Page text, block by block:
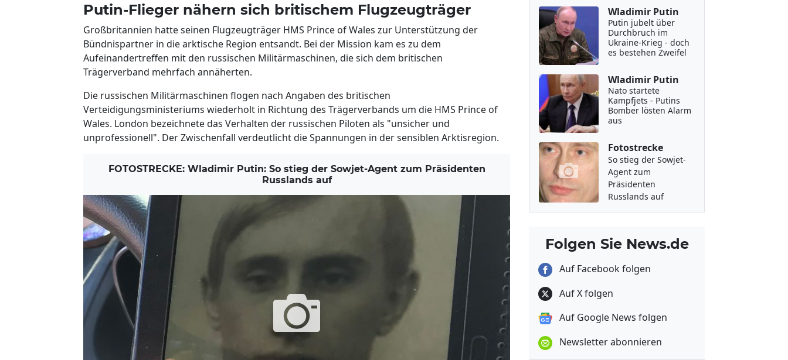
Putin-Flieger nähern sich britischem Flugzeugträger
Großbritannien hatte seinen Flugzeugträger HMS Prince of Wales zur Unterstützung der
Bündnispartner in die arktische Region entsandt. Bei der Mission kam es zu dem
Aufeinandertreffen mit den russischen Militärmaschinen, die sich dem britischen
Trägerverband mehrfach annäherten.
Die russischen Militärmaschinen flogen nach Angaben des britischen
Verteidigungsministeriums wiederholt in Richtung des Trägerverbands um die HMS Prince of
Wales. London bezeichnete das Verhalten der russischen Piloten als "unsicher und
unprofessionell". Der Zwischenfall verdeutlicht die Spannungen in der sensiblen Arktisregion.
FOTOSTRECKE: Wladimir Putin: So stieg der Sowjet-Agent zum Präsidenten
Russlands auf
Wladimir Putin
Putin jubelt über
Durchbruch im
Ukraine-Krieg - doch
es bestehen Zweifel
Wladimir Putin
Nato startete
Kampfjets - Putins
Bomber lösten Alarm
aus
Fotostrecke
So stieg der Sowjet-
Agent zum
Präsidenten
Russlands auf
Folgen Sie News.de
Auf Facebook folgen
Auf X folgen
Auf Google News folgen
Newsletter abonnieren